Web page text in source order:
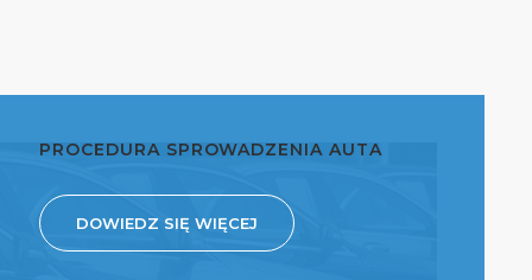
PROCEDURA SPROWADZENIA AUTA
DOWIEDZ SIĘ WIĘCEJ